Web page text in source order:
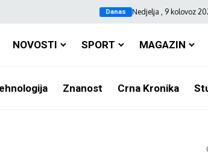
Danas Nedjelja , 9 kolovoz
NOVOSTI SPORT MAGAZIN
Znanost Crna Kronika